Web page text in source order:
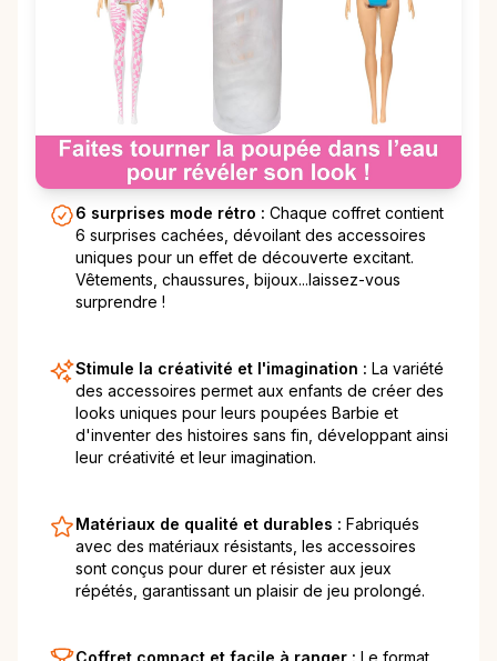
6 surprises mode rétro : Chaque coffret contient
6 surprises cachées, dévoilant des accessoires
uniques pour un effet de découverte excitant.
Vêtements, chaussures, bijoux...laissez-vous
surprendre !
Stimule la créativité et l'imagination : La variété
des accessoires permet aux enfants de créer des
looks uniques pour leurs poupées Barbie et
d'inventer des histoires sans fin, développant ainsi
leur créativité et leur imagination.
Matériaux de qualité et durables : Fabriqués
avec des matériaux résistants, les accessoires
sont conçus pour durer et résister aux jeux
répétés, garantissant un plaisir de jeu prolongé.
Coffret compact et facile à ranger : Le format